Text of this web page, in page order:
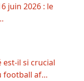
juin 2026 : le
est-il si crucial
football af…